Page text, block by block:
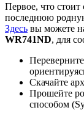
Первое, что стоит
последнюю
Здесь вы можете
WR741ND, для
Скачайте
Прошейте
способом